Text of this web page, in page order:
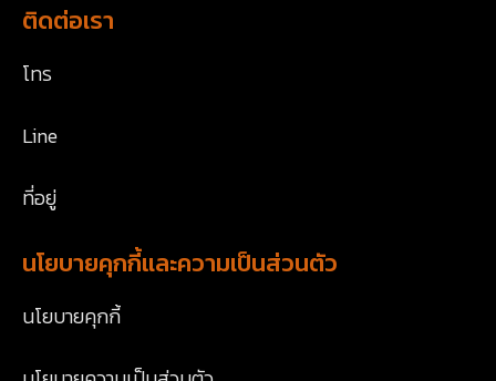
ติดต่อเรา
โทร
Line
ที่อยู่
นโยบายคุกกี้และความเป็นส่วนตัว
นโยบายคุกกี้